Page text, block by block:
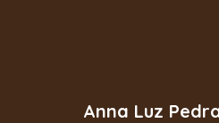
Anna Luz